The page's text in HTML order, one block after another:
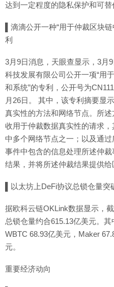
达到一定程度的隐私保护和可替
▌滴滴公开一种“用于仲裁区块
利
3月9日消息，天眼查显示，3月
科技发展有限公司公开一项“用
和系统”的专利，公开号为
月26日。 其中，该专利摘要显
真实性的方法和网络节点。所
收用于仲裁数据真实性的请求
中多个网络节点之一；以及通
事件中包含的信息处理所述仲
结果，并将所述仲裁结果提供给
▌以太坊上DeFi协议总锁仓量突
据欧科云链OKLink数据显示，
总锁仓量约合615.13亿美元。
WBTC 68.93亿美元，Maker
元。
重要经济动向